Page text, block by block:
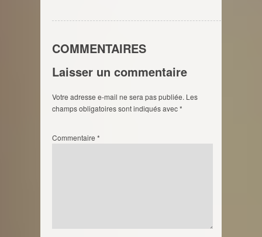
COMMENTAIRES
Laisser un commentaire
Votre adresse e-mail ne sera pas publiée. Les
champs obligatoires sont indiqués avec*
Commentaire *